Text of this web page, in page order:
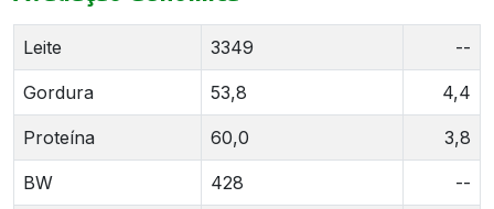
Leite 3349 --
Gordura 53,8 4,4
Proteína 60,0 3,8
BW 428 --